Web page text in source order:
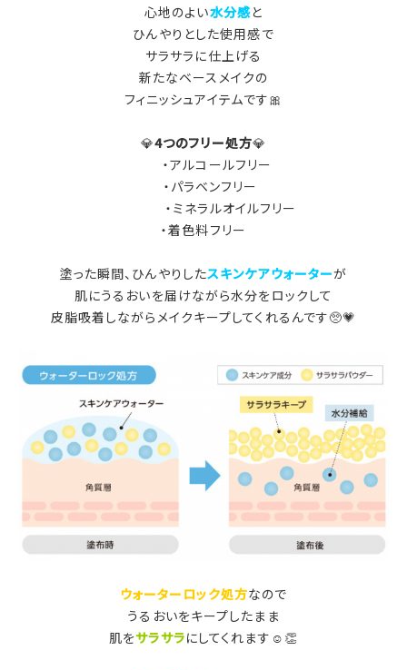
心地のよい水分感と
ひんやりとした使用感で
サラサラに仕上げる
新たなベースメイクの
フィニッシュアイテムです🎀
💎4つのフリー処方💎
・アルコールフリー
・パラベンフリー
・ミネラルオイルフリー
・着色料フリー
塗った瞬間、ひんやりしたスキンケアウォーターが
肌にうるおいを届けながら水分をロックして
皮脂吸着しながらメイクキープしてくれるんです🥺💗
ウォーターロック処方なので
うるおいをキープしたまま
肌をサラサラにしてくれます☺👏